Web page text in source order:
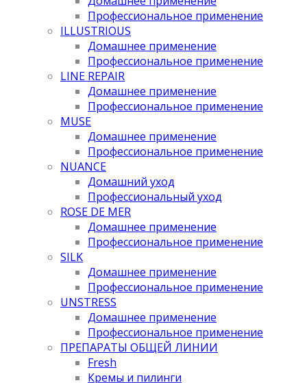
Профессиональное применение
ILLUSTRIOUS
Домашнее применение
Профессиональное применение
LINE REPAIR
Домашнее применение
Профессиональное применение
MUSE
Домашнее применение
Профессиональное применение
NUANCE
Домашний уход
Профессиональный уход
ROSE DE MER
Домашнее применение
Профессиональное применение
SILK
Домашнее применение
Профессиональное применение
UNSTRESS
Домашнее применение
Профессиональное применение
ПРЕПАРАТЫ ОБЩЕЙ ЛИНИИ
Fresh
Кремы и пилинги